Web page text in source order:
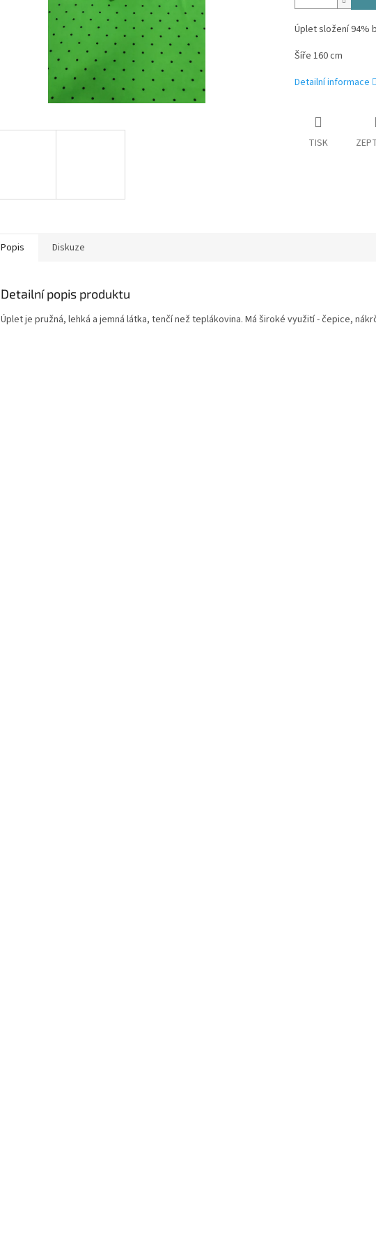
Úplet složení 94%
Šíře 160 cm
Detailní informace
TISK
Popis Diskuze
Detailní popis produktu
Úplet je pružná, lehká a jemná látka, tenčí než teplákovina. Má široké využití - čepice,